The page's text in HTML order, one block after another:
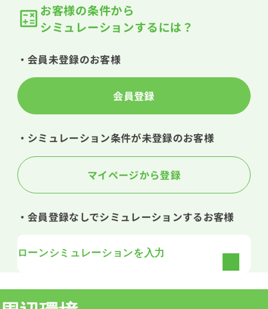
お客様の条件から
シミュレーションするには？
・会員未登録のお客様
会員登録
・シミュレーション条件が未登録のお客様
マイページから登録
・会員登録なしでシミュレーションするお客様
ローンシミュレーションを入力